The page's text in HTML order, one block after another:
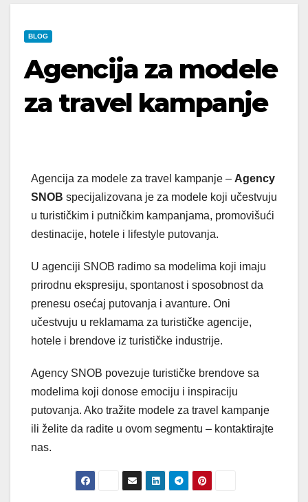
BLOG
Agencija za modele
za travel kampanje
Agencija za modele za travel kampanje – Agency
SNOB specijalizovana je za modele koji učestvuju
u turističkim i putničkim kampanjama, promovišući
destinacije, hotele i lifestyle putovanja.
U agenciji SNOB radimo sa modelima koji imaju
prirodnu ekspresiju, spontanost i sposobnost da
prenesu osećaj putovanja i avanture. Oni
učestvuju u reklamama za turističke agencije,
hotele i brendove iz turističke industrije.
Agency SNOB povezuje turističke brendove sa
modelima koji donose emociju i inspiraciju
putovanja. Ako tražite modele za travel kampanje
ili želite da radite u ovom segmentu – kontaktirajte
nas.